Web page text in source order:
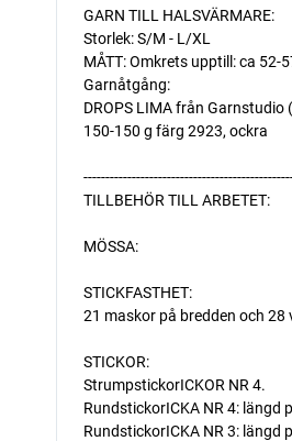
GARN TILL HALSVÄRMARE:
Storlek: S/M - L/XL
MÅTT: Omkrets upptill: ca 52-
Garnåtgång:
DROPS LIMA från Garnstudio
150-150 g färg 2923, ockra
TILLBEHÖR TILL ARBETET:
MÖSSA:
STICKFASTHET:
21 maskor på bredden och 28
STICKOR:
StrumpstickorICKOR NR 4.
RundstickorICKA NR 4: längd
RundstickorICKA NR 3: längd